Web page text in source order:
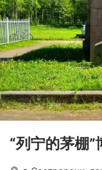
“列宁的茅棚”